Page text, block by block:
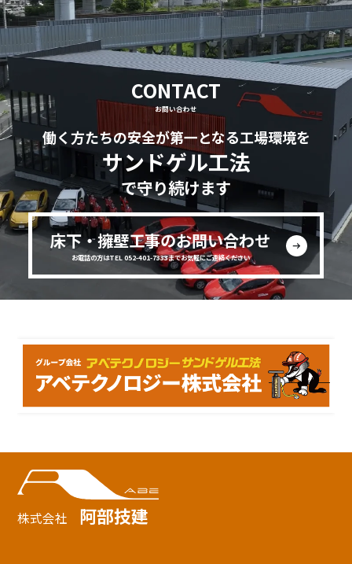
CONTACT
お問い合わせ
働く方たちの安全が第一となる工場環境を
サンドゲル工法
で守り続けます
床下・擁壁工事のお問い合わせ
お電話の方はTEL 052-401-7333までお気軽にご連絡ください
株式会社 阿部技建